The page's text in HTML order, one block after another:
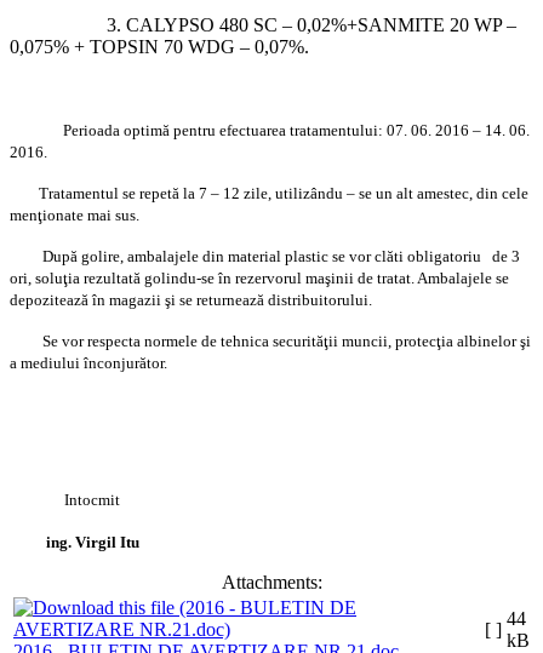
CALYPSO 480 SC – 0,02%+SANMITE 20 WP –
0,075% + TOPSIN 70 WDG – 0,07%.
Perioada optimă pentru efectuarea tratamentului: 07. 06. 2016 – 14. 06.
2016.
Tratamentul se repetă la 7 – 12 zile, utilizându – se un alt amestec, din cele
menţionate mai sus.
După golire, ambalajele din material plastic se vor clăti obligatoriu de 3
ori, soluţia rezultată golindu-se în rezervorul maşinii de tratat. Ambalajele se
depozitează în magazii şi se returnează distribuitorului.
Se vor respecta normele de tehnica securităţii muncii, protecţia albinelor şi
a mediului înconjurător.
Intocmit
ing. Virgil Itu
Attachments:
[ ]
44
kB